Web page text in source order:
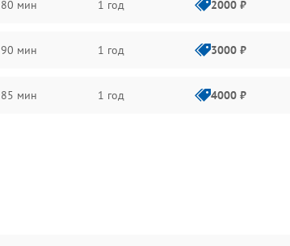
80 мин 1 год 2000 ₽
90 мин 1 год 3000 ₽
85 мин 1 год 4000 ₽